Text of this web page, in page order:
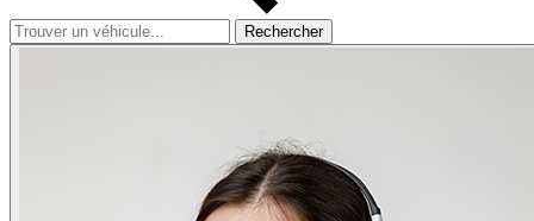
Rechercher